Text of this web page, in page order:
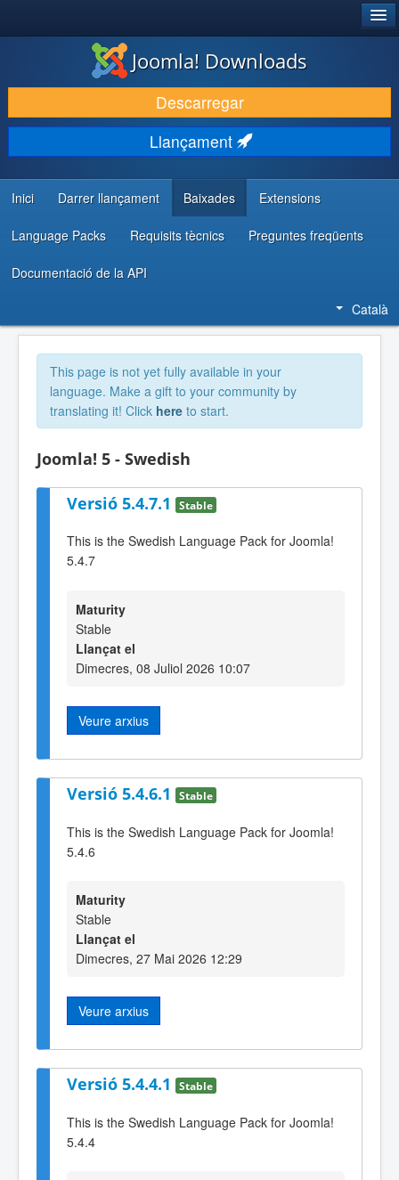
DESCARREGA & AMPLIA
DESCOBRIR & APRENDRE
COMUNITAT & SUPORT
RECURSOS PER DESENVOLUPADORS/ES
Joomla! Downloads
Descarregar
Llançament
Inici Darrer llançament Baixades Extensions
Language Packs Requisits tècnics Preguntes freqüents
Documentació de la API
Català
This page is not yet fully available in your
language. Make a gift to your community by
translating it! Click here to start.
Joomla! 5 - Swedish
Versió 5.4.7.1 Stable
This is the Swedish Language Pack for Joomla!
5.4.7
Maturity
Stable
Llançat el
Dimecres, 08 Juliol 2026 10:07
Veure arxius
Versió 5.4.6.1 Stable
This is the Swedish Language Pack for Joomla!
5.4.6
Maturity
Stable
Llançat el
Dimecres, 27 Mai 2026 12:29
Veure arxius
Versió 5.4.4.1 Stable
This is the Swedish Language Pack for Joomla!
5.4.4